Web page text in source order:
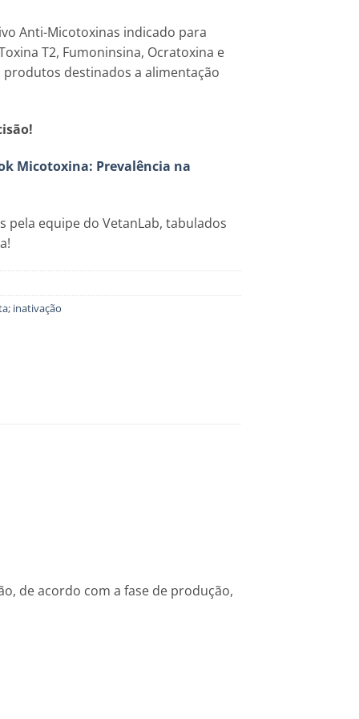
Anti-Micotoxinas indicado para
T2, Fumoninsina, Ocratoxina e
destinados a alimentação
Micotoxina: Prevalência na
pela equipe do VetanLab, tabulados
inativação
de acordo com a fase de produção,